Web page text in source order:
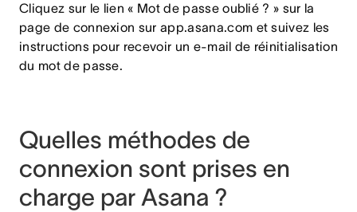
Cliquez sur le lien « Mot de passe oublié ? » sur la
page de connexion sur app.asana.com et suivez les
instructions pour recevoir un e-mail de réinitialisation
du mot de passe.
Quelles méthodes de
connexion sont prises en
charge par Asana ?